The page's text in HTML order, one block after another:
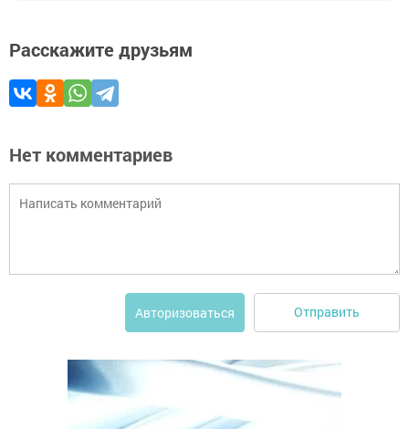
Расскажите друзьям
Нет комментариев
Авторизоваться Отправить